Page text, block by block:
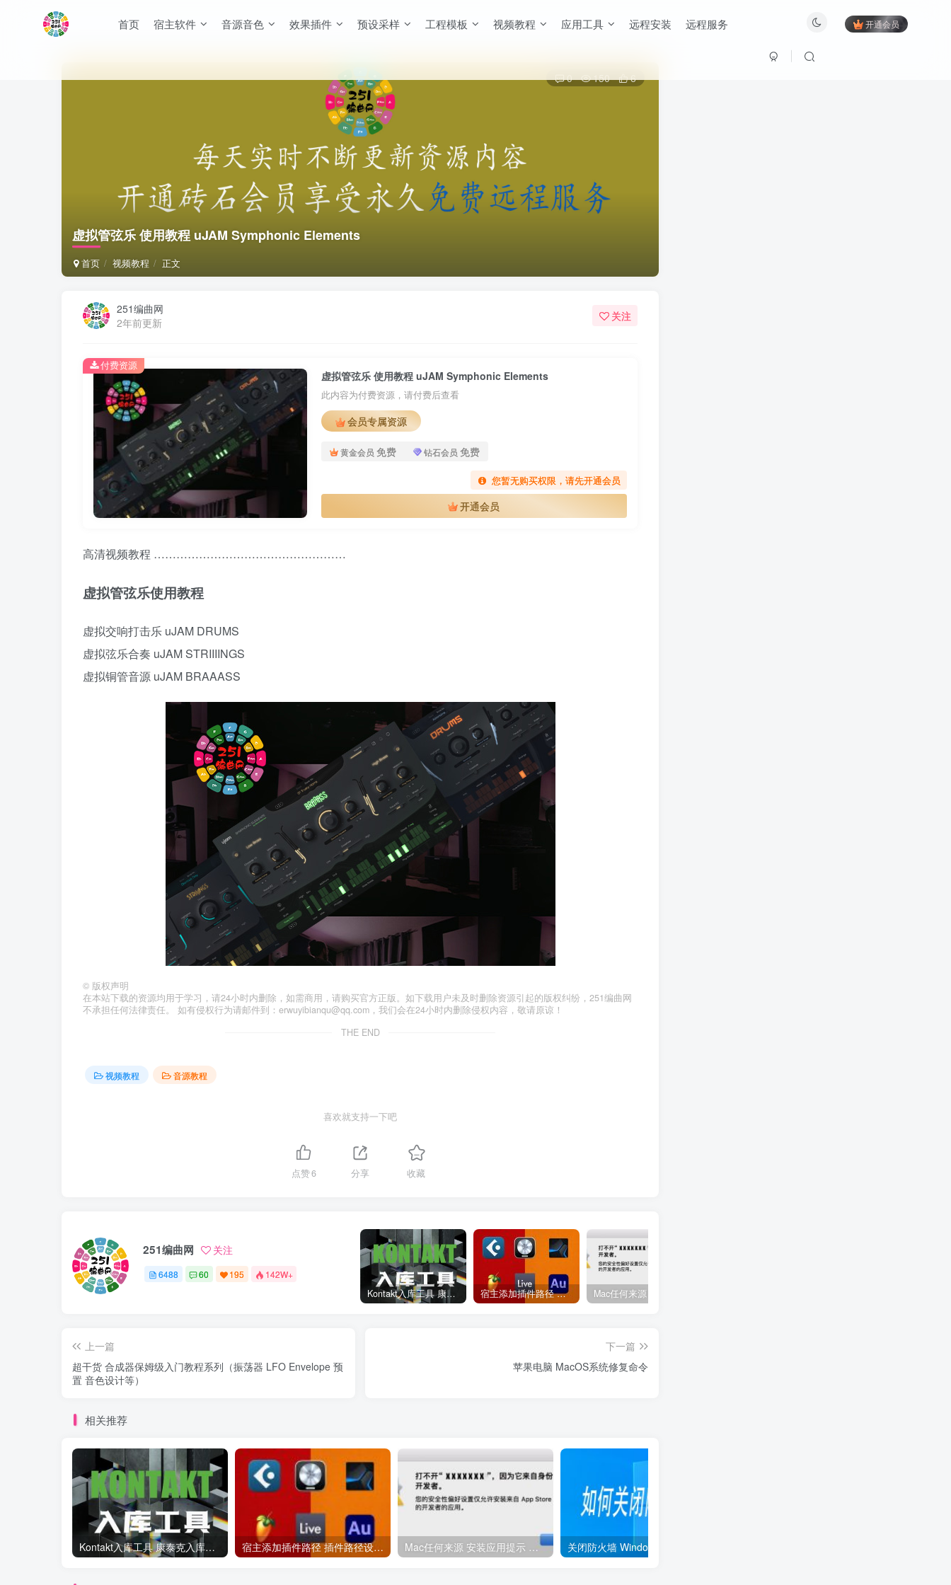
首页 宿主软件 音源音色 效果插件 预设采样 工程模板 视频教程 应用工具 远程安装 远程服务 开通会员
虚拟管弦乐 使用教程 uJAM Symphonic Elements
首页 视频教程 正文
0 150 6
251编曲网
2年前更新
关注
虚拟管弦乐 使用教程 uJAM Symphonic Elements
此内容为付费资源，请付费后查看
会员专属资源
黄金会员 免费 钻石会员 免费
您暂无购买权限，请先开通会员
开通会员
付费资源
高清视频教程 ……………………………………………
虚拟管弦乐使用教程
虚拟交响打击乐 uJAM DRUMS
虚拟弦乐合奏 uJAM STRIIIINGS
虚拟铜管音源 uJAM BRAAASS
© 版权声明
在本站下载的资源均用于学习，请24小时内删除，如需商用，请购买官方正版。如下载用户未及时删除资源引起的版权纠纷，251编曲网
不承担任何法律责任。 如有侵权行为请邮件到：erwuyibianqu@qq.com，我们会在24小时内删除侵权内容，敬请原谅！
THE END
视频教程 音源教程
喜欢就支持一下吧
点赞6 分享 收藏
251编曲网 关注
6488 60 195 142W+
Kontakt入库工具 康泰克入库教程 宿主添加插件路径 插件路径设置 VSTPlugins路径
上一篇
超干货 合成器保姆级入门教程系列（振荡器 LFO Envelope 预
置 音色设计等）
下一篇
苹果电脑 MacOS系统修复命令
相关推荐
Kontakt入库工具 康泰克入库教程 宿主添加插件路径 插件路径设置 VSTPlugins路径 Mac任何来源 安装应用提示 因为它来自身份不明的开发者